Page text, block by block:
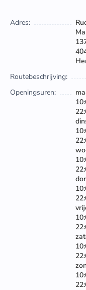
Adres:
Routebeschrijving:
Openingsuren: